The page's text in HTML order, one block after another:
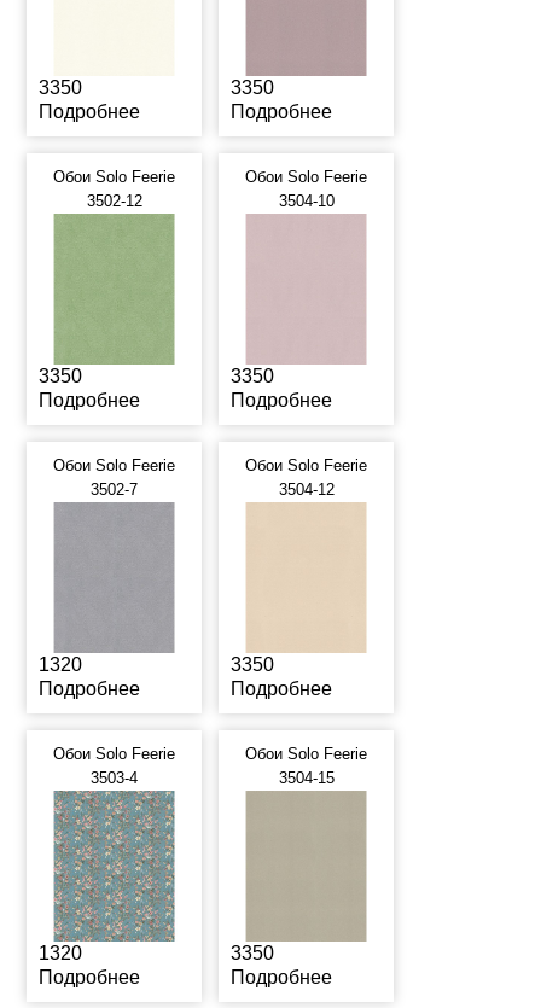
3350
Подробнее
3350
Подробнее
Обои Solo Feerie
3502-12
3350
Подробнее
Обои Solo Feerie
3504-10
3350
Подробнее
Обои Solo Feerie
3502-7
1320
Подробнее
Обои Solo Feerie
3504-12
3350
Подробнее
Обои Solo Feerie
3503-4
1320
Подробнее
Обои Solo Feerie
3504-15
3350
Подробнее